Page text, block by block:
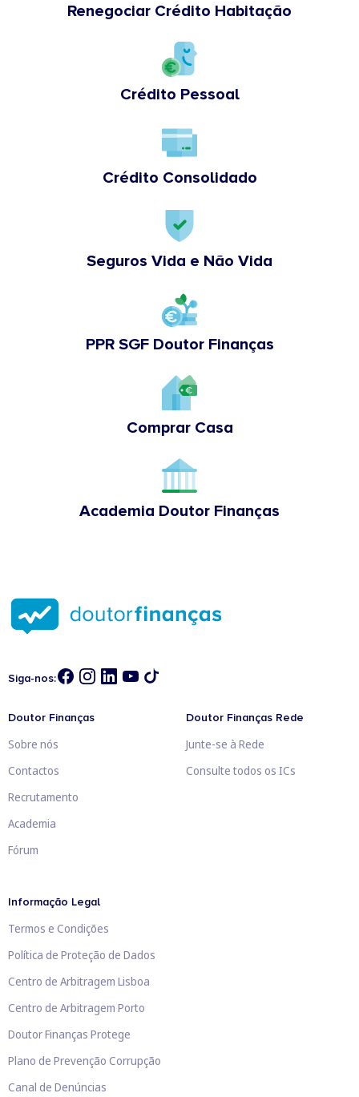
Renegociar Crédito Habitação
Crédito Pessoal
Crédito Consolidado
Seguros Vida e Não Vida
PPR SGF Doutor Finanças
Comprar Casa
Academia Doutor Finanças
Siga-nos:
Doutor Finanças
Sobre nós
Contactos
Recrutamento
Academia
Fórum
Doutor Finanças Rede
Junte-se à Rede
Consulte todos os ICs
Informação Legal
Termos e Condições
Política de Proteção de Dados
Centro de Arbitragem Lisboa
Centro de Arbitragem Porto
Doutor Finanças Protege
Plano de Prevenção Corrupção
Canal de Denúncias